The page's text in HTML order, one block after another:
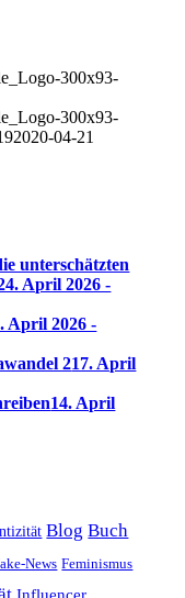
300x93-
300x93-
2020-04-21
unterschätzten
April 2026 -
April 2026 -
217. April
14. April
Blog Buch
News Feminismus